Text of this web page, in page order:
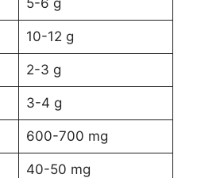
10-12 g
2-3 g
3-4 g
600-700 mg
40-50 mg